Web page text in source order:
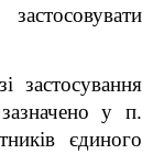
застосування
у п.
єдиного